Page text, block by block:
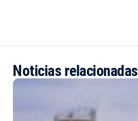
Noticias relacionadas